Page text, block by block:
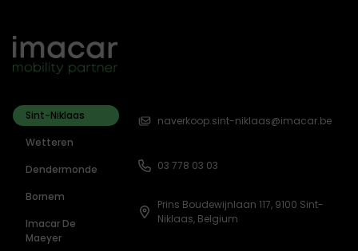
Sint-Niklaas
Wetteren
Dendermonde
Bornem
Imacar De
Maeyer
naverkoop.sint-niklaas@imacar.be
03 778 03 03
Prins Boudewijnlaan 117, 9100 Sint-
Niklaas, Belgium